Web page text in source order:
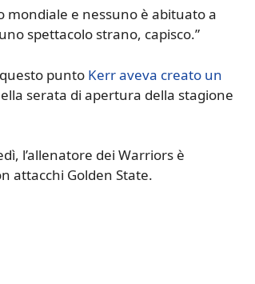
mondiale e nessuno è abituato a
spettacolo strano, capisco.”
punto Kerr aveva creato un
serata di apertura della stagione
l’allenatore dei Warriors è
attacchi Golden State.